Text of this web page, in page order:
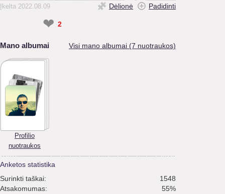
Įkelta 2022.08.09 Dėlionė Padidinti
❤ 2
Mano albumai Visi mano albumai (7 nuotraukos)
Profilio
nuotraukos
Anketos statistika
Surinkti taškai:
1548
Atsakomumas:
55%